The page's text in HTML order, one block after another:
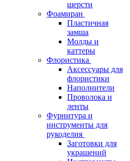
шерсти
Фоамиран
Пластичная
замша
Молды и
каттеры
Флористика
Аксессуары для
флористики
Наполнители
Проволока и
ленты
Фурнитура и
инструменты для
рукоделия
Заготовки для
украшений